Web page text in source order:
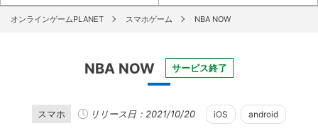
オンラインゲームPLANET スマホゲーム NBA NOW
NBA NOW サービス終了
スマホ リリース日：2021/10/20 iOS android